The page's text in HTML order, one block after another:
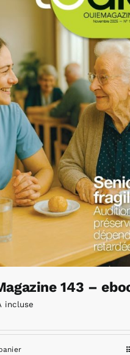
143 –
incluse